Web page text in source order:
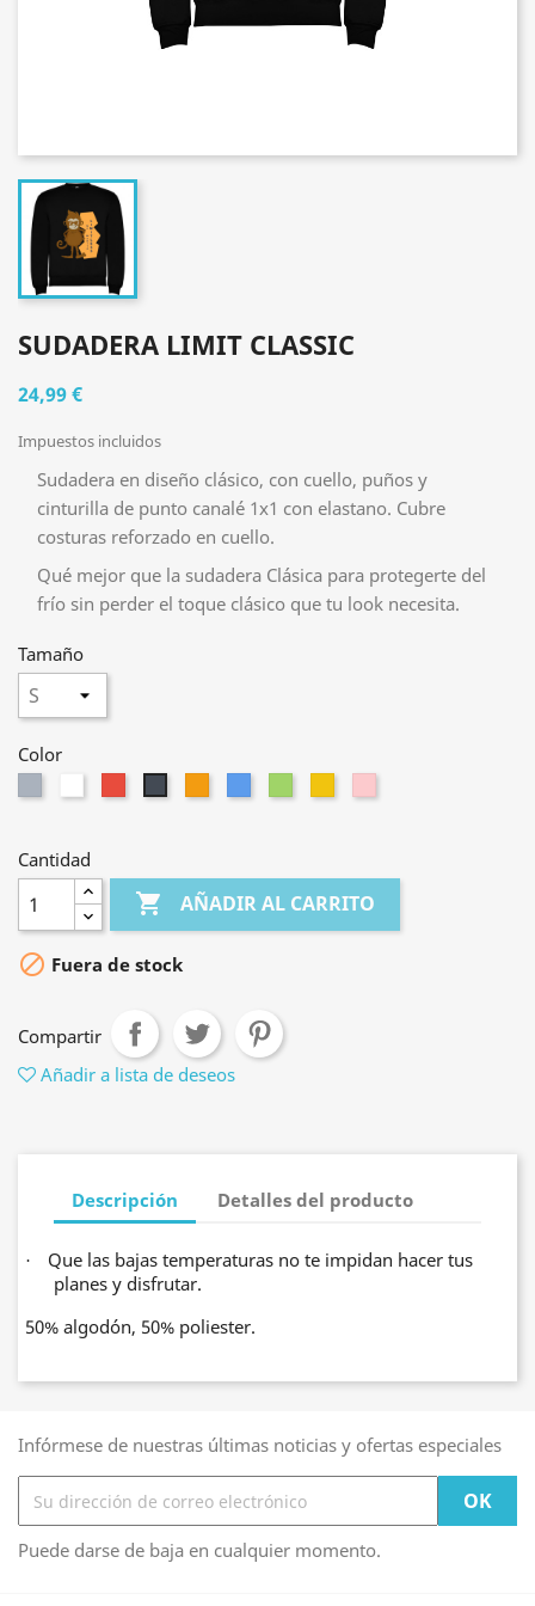
SUDADERA LIMIT CLASSIC
24,99 €
Impuestos incluidos
Sudadera en diseño clásico, con cuello, puños y
cinturilla de punto canalé 1x1 con elastano. Cubre
costuras reforzado en cuello.
Qué mejor que la sudadera Clásica para protegerte del
frío sin perder el toque clásico que tu look necesita.
Tamaño
Color
Cantidad
 AÑADIR AL CARRITO
 Fuera de stock
Compartir
Añadir a lista de deseos
Descripción Detalles del producto
·
Que las bajas temperaturas no te impidan hacer tus
planes y disfrutar.
50% algodón, 50% poliester.
Infórmese de nuestras últimas noticias y ofertas especiales
Puede darse de baja en cualquier momento.